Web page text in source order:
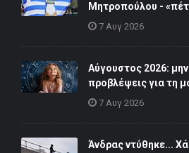
Μητροπούλου -
7 Αυγ 2026
Αύγουστος 2026:
προβλέψεις για τη
7 Αυγ 2026
Άνδρας ντύθηκε...